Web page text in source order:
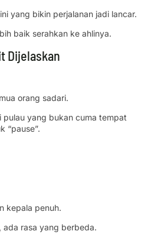
yang bikin perjalanan jadi lancar.
baik serahkan ke ahlinya.
Dijelaskan
orang sadari.
pulau yang bukan cuma tempat
“pause”.
kepala penuh.
ada rasa yang berbeda.